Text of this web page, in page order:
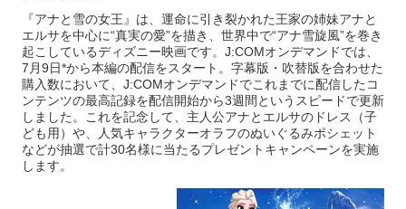
『アナと雪の女王』は、運命に引き裂かれた王家の姉妹アナと
エルサを中心に“真実の愛”を描き、世界中で“アナ雪旋風”を巻き
起こしているディズニー映画です。J:COMオンデマンドでは、
7月9日*から本編の配信をスタート。字幕版・吹替版を合わせた
購入数において、J:COMオンデマンドでこれまでに配信したコ
ンテンツの最高記録を配信開始から3週間というスピードで更新
しました。これを記念して、主人公アナとエルサのドレス（子
ども用）や、人気キャラクターオラフのぬいぐるみポシェット
などが抽選で計30名様に当たるプレゼントキャンペーンを実施
します。